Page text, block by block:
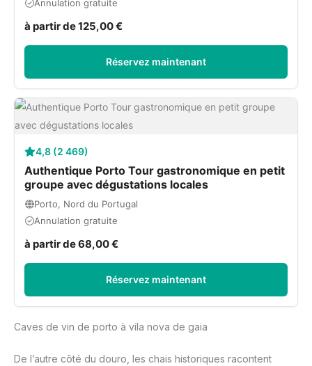
Annulation gratuite
à partir de 125,00 €
Réservez maintenant
4,8 (2 469)
Authentique Porto Tour gastronomique en petit
groupe avec dégustations locales
Porto, Nord du Portugal
Annulation gratuite
à partir de 68,00 €
Réservez maintenant
Caves de vin de porto à vila nova de gaia
De l’autre côté du douro, les chais historiques racontent